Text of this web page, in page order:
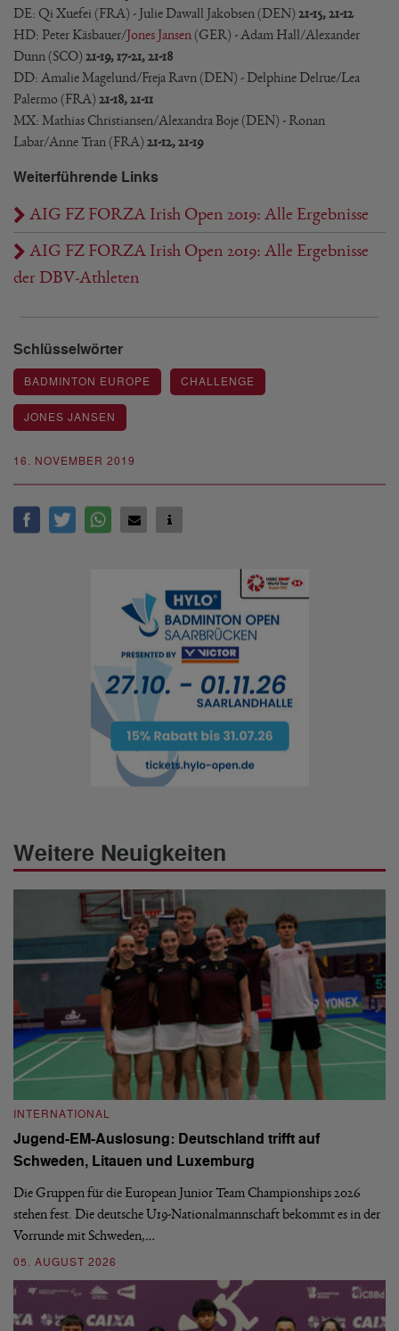
16. NOVEMBER 2019
DE: Qi Xuefei (FRA) - Julie Dawall Jakobsen (DEN) 21-15, 21-12
HD: Peter Käsbauer/Jones Jansen (GER) - Adam Hall/Alexander
Dunn (SCO) 21-19, 17-21, 21-18
DD: Amalie Magelund/Freja Ravn (DEN) - Delphine Delrue/Lea
Palermo (FRA) 21-18, 21-11
MX: Mathias Christiansen/Alexandra Boje (DEN) - Ronan
Labar/Anne Tran (FRA) 21-12, 21-19
Weiterführende Links
AIG FZ FORZA Irish Open 2019: Alle Ergebnisse
AIG FZ FORZA Irish Open 2019: Alle Ergebnisse
der DBV-Athleten
Schlüsselwörter
BADMINTON EUROPE CHALLENGE
JONES JANSEN
Weitere Neuigkeiten
INTERNATIONAL
Jugend-EM-Auslosung: Deutschland trifft auf
Schweden, Litauen und Luxemburg
Die Gruppen für die European Junior Team Championships 2026
stehen fest. Die deutsche U19-Nationalmannschaft bekommt es in der
Vorrunde mit Schweden,…
05. AUGUST 2026